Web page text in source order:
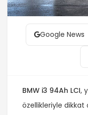
Google News
BMW i3 94Ah LCI,
özellikleriyle dikkat